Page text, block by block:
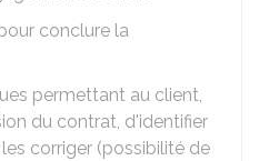
conclure la
permettant au client,
du contrat, d'identifier
corriger (possibilité de